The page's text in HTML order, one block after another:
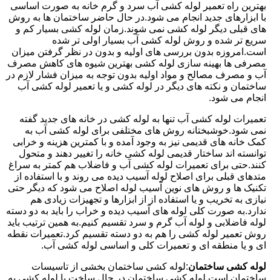
بهترین راه تعمیر لوله کشی آب سرد و گرم خانه به صورت اساسی
با ابزارهای جدید انجام می شود.در حال حاضر ساختمان ها به روش
های قبلی دیگر لوله کشی نمی شوند.زمان لوله کشی بسیار کم و
سریع تر شده و روش لوله کشی آب بسیار اولی تر شده
است.امروزه بدون بررسی های اولیه و بدون در نظر گرفتن میزان
مصرفی ها بهینه سازی لوله کشی بهترین شیوه های کاهش مصرف
آب و مصرف مصالح و مواد اولیه بدون توجه به میزان فشار لازم در
ساختمان و نکته های دیگر در لوله کشی و یا تعمیر لوله کشی آب
انجام می شود.
تعمیرات لوله کشی آب تنها به لوله کشی در خانه های جدید گفته
نمی شود.خوشبختانه روش های مختلفی برای لوله کشی آب به
کمک خانه های قدیمی نیز به وجود آمده و با کمترین هزینه و خرابی
توانسته اند ساختار قدیمی لوله کشی خانه را تغییر دهند و متحول
کنند.حتی برای تعمیرات لوله کشی آب و فاضلاب هم کمتر به سراغ
متدهای قبلی برای اصلاح لوله آسیب دیده می روند و با استفاده از
تکنیک ها و روش های نوین آسیب لوله اصلاح می شود که دیگر حتی
نیازی به تخریب و یا استفاده از از ابزارها و تجهیزات زیادی هم
ندارد.به صورت کلی لوله های آسیب دیده و خراب را باید به دو دسته
لوله فاضلابی و لوله آب گرم و سرد تقسیم کنیم.به همین ترتیب باید
روش تعمیر لوله کشی را هم به دو دسته تقسیم کرد.تعمیرات نقطه
ای و یا منطقه ای و تعمیرات کلی و اساسی لوله کشی آب.
لوله کشی ساختمان:لوله کشی ساختمان بخشی از تاسیسات